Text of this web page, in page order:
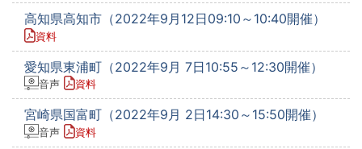
高知県高知市（2022年9月12日09:10～10:40開催）
資料
愛知県東浦町（2022年9月 7日10:55～12:30開催）
音声 資料
宮崎県国富町（2022年9月 2日14:30～15:50開催）
音声 資料